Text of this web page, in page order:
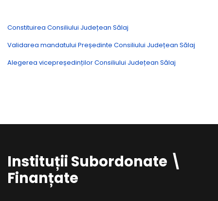
Constituirea Consiliului Județean Sălaj
Validarea mandatului Președinte Consiliului Județean Sălaj
Alegerea vicepreședinților Consiliului Județean Sălaj
Instituții Subordonate \
Finanțate